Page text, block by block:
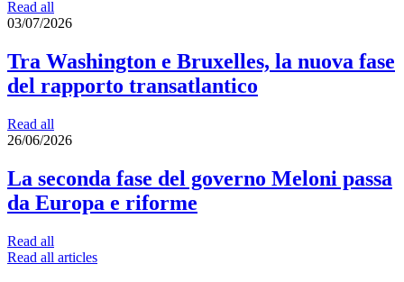
Read all
03/07/2026
Tra Washington e Bruxelles, la nuova fase
del rapporto transatlantico
Read all
26/06/2026
La seconda fase del governo Meloni passa
da Europa e riforme
Read all
Read all articles